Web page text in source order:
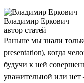
Владимир Еркович
автор статей
Раньше мы знали
presentation), когда
будучи к ней
уважительной или